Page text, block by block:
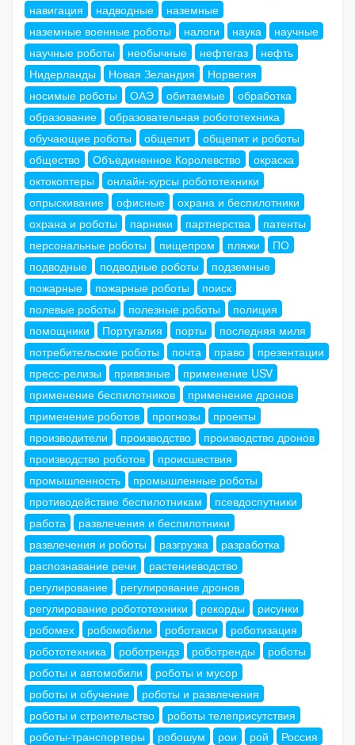
навигация
надводные
наземные
наземные военные роботы
налоги наука
научные
научные роботы
необычные нефтегаз
нефть
Нидерланды
Новая Зеландия
Норвегия
носимые роботы
ОАЭ обитаемые
обработка
образование
образовательная робототехника
обучающие роботы
общепит
общепит и роботы
общество
Объединенное Королевство
окраска
октокоптеры
онлайн-курсы робототехники
опрыскивание
офисные
охрана и беспилотники
охрана и роботы
парники партнерства
патенты
персональные роботы
пищепром пляжи
ПО
подводные
подводные роботы
подземные
пожарные
пожарные роботы
поиск
полевые роботы
полезные роботы
полиция
помощники
Португалия порты
последняя миля
потребительские роботы
почта право
презентации
пресс-релизы
привязные
применение USV
применение беспилотников
применение дронов
применение роботов
прогнозы
проекты
производители
производство
производство дронов
производство роботов
происшествия
промышленность
промышленные роботы
противодействие беспилотникам
псевдоспутники
работа
развлечения и беспилотники
развлечения и роботы
разгрузка
разработка
распознавание речи
растениеводство
регулирование
регулирование дронов
регулирование робототехники
рекорды
рисунки
робомех
робомобили роботакси
роботизация
робототехника
роботрендз роботренды
роботы
роботы и автомобили
роботы и мусор
роботы и обучение
роботы и развлечения
роботы и строительство
роботы телеприсутствия
роботы-транспортеры
робошум рои рой
Россия